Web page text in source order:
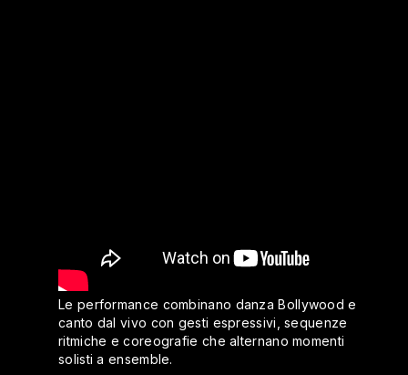
Le performance combinano danza Bollywood e
canto dal vivo con gesti espressivi, sequenze
ritmiche e coreografie che alternano momenti
solisti a ensemble.